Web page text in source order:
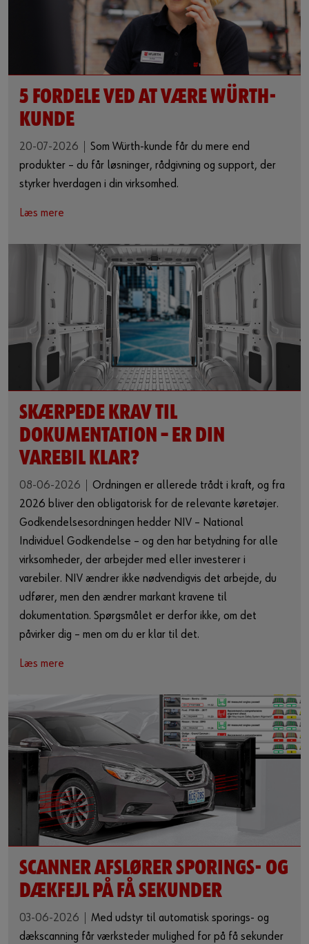
5 FORDELE VED AT VÆRE WÜRTH-
KUNDE
20-07-2026
Som Würth-kunde får du mere end
produkter – du får løsninger, rådgivning og support, der
styrker hverdagen i din virksomhed.
Læs mere
SKÆRPEDE KRAV TIL
DOKUMENTATION – ER DIN
VAREBIL KLAR?
08-06-2026
Ordningen er allerede trådt i kraft, og fra
2026 bliver den obligatorisk for de relevante køretøjer.
Godkendelsesordningen hedder NIV – National
Individuel Godkendelse – og den har betydning for alle
virksomheder, der arbejder med eller investerer i
varebiler. NIV ændrer ikke nødvendigvis det arbejde, du
udfører, men den ændrer markant kravene til
dokumentation. Spørgsmålet er derfor ikke, om det
påvirker dig – men om du er klar til det.
Læs mere
SCANNER AFSLØRER SPORINGS- OG
DÆKFEJL PÅ FÅ SEKUNDER
03-06-2026
Med udstyr til automatisk sporings- og
dækscanning får værksteder mulighed for på få sekunder